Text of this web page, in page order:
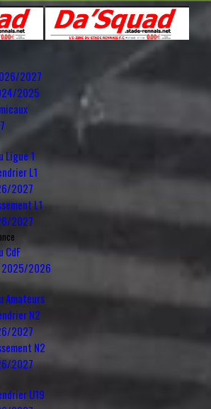
2027
2025
Ligue 1
L1
2027
L1
2027
CdF
2025/2026
Amateurs
N2
2027
N2
2027
U19